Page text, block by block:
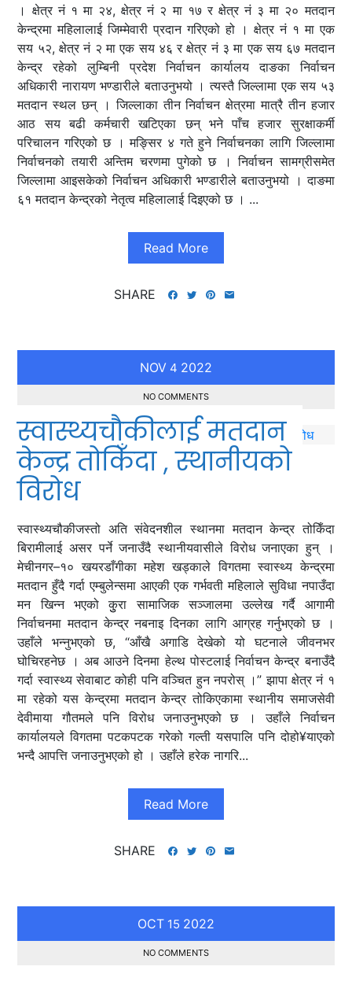
। क्षेत्र नं १ मा २४, क्षेत्र नं २ मा १७ र क्षेत्र नं ३ मा २० मतदान
केन्द्रमा महिलालाई जिम्मेवारी प्रदान गरिएको हो । क्षेत्र नं १ मा एक
सय ५२, क्षेत्र नं २ मा एक सय ४६ र क्षेत्र नं ३ मा एक सय ६७ मतदान
केन्द्र रहेको लुम्बिनी प्रदेश निर्वाचन कार्यालय दाङका निर्वाचन
अधिकारी नारायण भण्डारीले बताउनुभयो । त्यस्तै जिल्लामा एक सय ५३
मतदान स्थल छन् । जिल्लाका तीन निर्वाचन क्षेत्रमा मात्रै तीन हजार
आठ सय बढी कर्मचारी खटिएका छन् भने पाँच हजार सुरक्षाकर्मी
परिचालन गरिएको छ । मङ्सिर ४ गते हुने निर्वाचनका लागि जिल्लामा
निर्वाचनको तयारी अन्तिम चरणमा पुगेको छ । निर्वाचन सामग्रीसमेत
जिल्लामा आइसकेको निर्वाचन अधिकारी भण्डारीले बताउनुभयो । दाङमा
६१ मतदान केन्द्रको नेतृत्व महिलालाई दिइएको छ । ...
Read More
SHARE
NOV 4 2022
NO COMMENTS
स्वास्थ्यचौकीलाई मतदान
केन्द्र तोकिँदा , स्थानीयको
विरोध
स्वास्थ्यचौकीजस्तो अति संवेदनशील स्थानमा मतदान केन्द्र तोकिँदा
बिरामीलाई असर पर्ने जनाउँदै स्थानीयवासीले विरोध जनाएका हुन् ।
मेचीनगर–१० खयरडाँगीका महेश खड्काले विगतमा स्वास्थ्य केन्द्रमा
मतदान हुँदै गर्दा एम्बुलेन्समा आएकी एक गर्भवती महिलाले सुविधा नपाउँदा
मन खिन्न भएको कुुरा सामाजिक सञ्जालमा उल्लेख गर्दै आगामी
निर्वाचनमा मतदान केन्द्र नबनाइ दिनका लागि आग्रह गर्नुभएको छ ।
उहाँले भन्नुभएको छ, “आँखै अगाडि देखेको यो घटनाले जीवनभर
घोचिरहनेछ । अब आउने दिनमा हेल्थ पोस्टलाई निर्वाचन केन्द्र बनाउँदै
गर्दा स्वास्थ्य सेवाबाट कोही पनि वञ्चित हुन नपरोस् ।” झापा क्षेत्र नं १
मा रहेको यस केन्द्रमा मतदान केन्द्र तोकिएकामा स्थानीय समाजसेवी
देवीमाया गौतमले पनि विरोध जनाउनुभएको छ । उहाँले निर्वाचन
कार्यालयले विगतमा पटकपटक गरेको गल्ती यसपालि पनि दोहो¥याएको
भन्दै आपत्ति जनाउनुभएको हो । उहाँले हरेक नागरि...
Read More
SHARE
OCT 15 2022
NO COMMENTS